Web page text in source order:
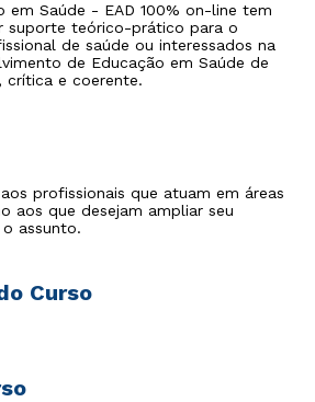
em Saúde - EAD 100% on-line tem
suporte teórico-prático para o
de saúde ou interessados na
de Educação em Saúde de
crítica e coerente.
profissionais que atuam em áreas
aos que desejam ampliar seu
assunto.
Curso